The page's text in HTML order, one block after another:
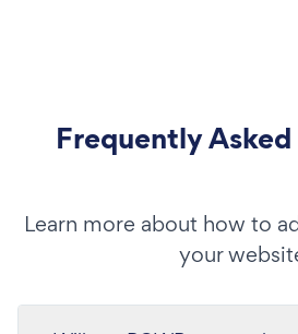
Frequently
Learn more about how to
your